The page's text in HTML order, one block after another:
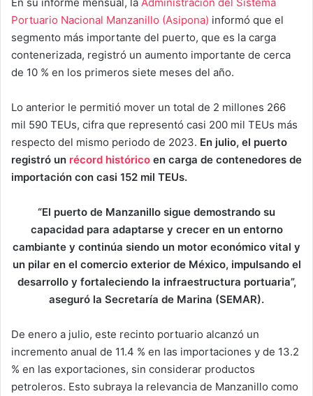
Portuario Nacional Manzanillo (Asipona) informó que el
segmento más importante del puerto, que es la carga
contenerizada, registró un aumento importante de cerca
de 10 % en los primeros siete meses del año.
Lo anterior le permitió mover un total de 2 millones 266
mil 590 TEUs, cifra que representó casi 200 mil TEUs más
respecto del mismo periodo de 2023. En julio, el puerto
registró un récord histórico en carga de contenedores de
importación con casi 152 mil TEUs.
“El puerto de Manzanillo sigue demostrando su
capacidad para adaptarse y crecer en un entorno
cambiante y continúa siendo un motor económico vital y
un pilar en el comercio exterior de México, impulsando el
desarrollo y fortaleciendo la infraestructura portuaria”,
aseguró la Secretaría de Marina (SEMAR).
De enero a julio, este recinto portuario alcanzó un
incremento anual de 11.4 % en las importaciones y de 13.2
% en las exportaciones, sin considerar productos
petroleros. Esto subraya la relevancia de Manzanillo como